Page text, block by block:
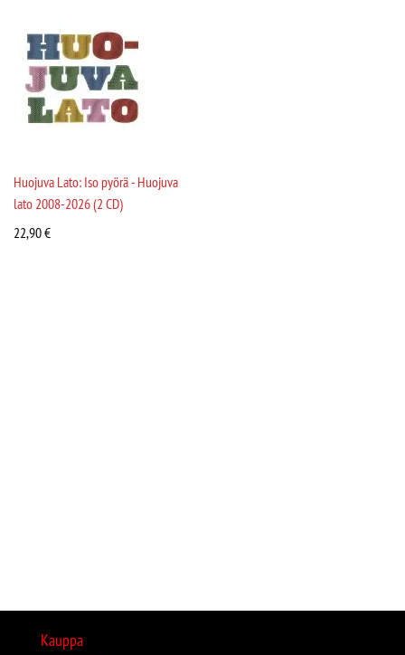
Huojuva Lato: Iso pyörä - Huojuva
lato 2008-2026 (2 CD)
22,90€
Kauppa